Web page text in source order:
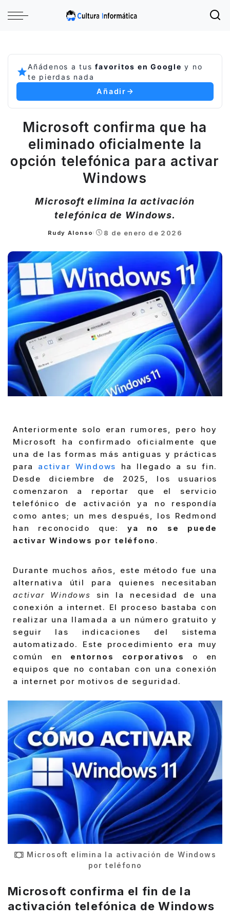
Añádenos a tusfavoritos en Google y no
te pierdas nada
Añadir
Microsoft confirma que ha
eliminado oficialmente la
opción telefónica para activar
Windows
Microsoft elimina la activación
telefónica de Windows.
Posted
Rudy Alonso 8 de enero de 2026
Anteriormente solo eran rumores, pero hoy
Microsoft ha confirmado oficialmente que
una de las formas más antiguas y prácticas
para activar Windows
ha llegado a su fin.
Desde diciembre de 2025, los usuarios
comenzaron a reportar que el servicio
telefónico de activación ya no respondía
como antes; un mes después, los Redmond
han reconocido que: ya no se puede
activar Windows por teléfono .
Durante muchos años, este método fue una
alternativa útil para quienes necesitaban
activar Windows sin la necesidad de una
conexión a internet. El proceso bastaba con
realizar una llamada a un número gratuito y
seguir las indicaciones del sistema
automatizado. Este procedimiento era muy
común en entornos corporativos o en
equipos que no contaban con una conexión
a internet por motivos de seguridad.
Microsoft elimina la activación de Windows
por teléfono
Microsoft confirma el fin de la
activación telefónica de Windows